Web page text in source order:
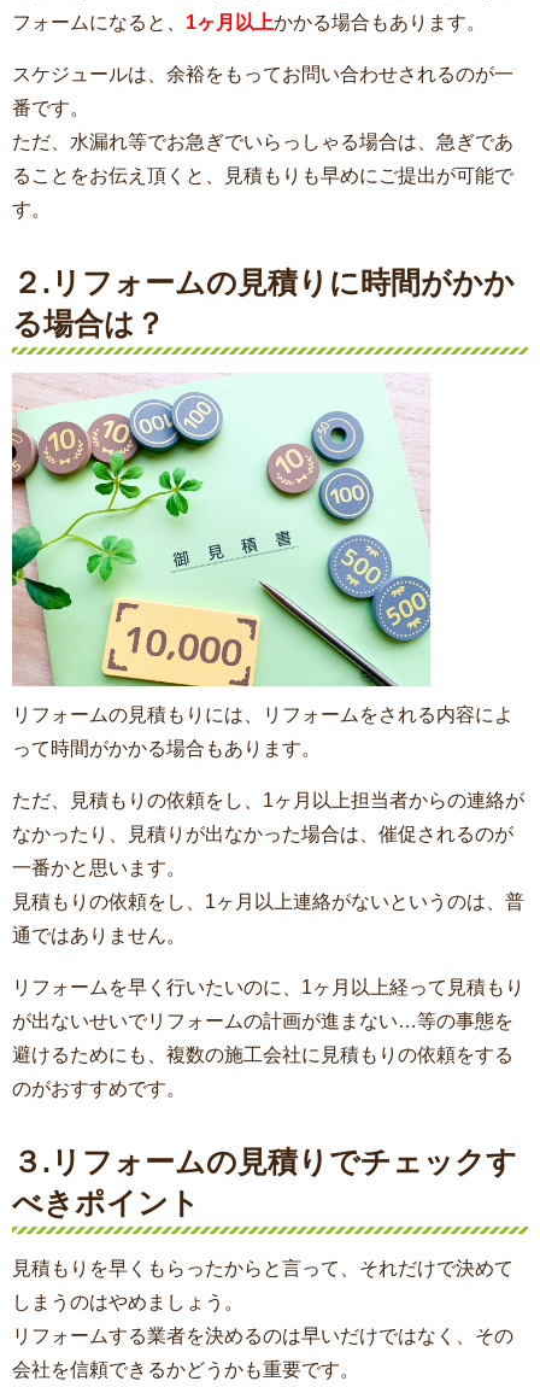
フォームになると、 1ヶ月以上かかる場合もあります。
スケジュールは、余裕をもってお問い合わせされるのが一
番です。
ただ、水漏れ等でお急ぎでいらっしゃる場合は、急ぎであ
ることをお伝え頂くと、見積もりも早めにご提出が可能で
す。
２.リフォームの見積りに時間がかか
る場合は？
リフォームの見積もりには、リフォームをされる内容によ
って時間がかかる場合もあります。
ただ、見積もりの依頼をし、1ヶ月以上担当者からの連絡が
なかったり、見積りが出なかった場合は、催促されるのが
一番かと思います。
見積もりの依頼をし、1ヶ月以上連絡がないというのは、普
通ではありません。
リフォームを早く行いたいのに、1ヶ月以上経って見積もり
が出ないせいでリフォームの計画が進まない…等の事態を
避けるためにも、複数の施工会社に見積もりの依頼をする
のがおすすめです。
３.リフォームの見積りでチェックす
べきポイント
見積もりを早くもらったからと言って、それだけで決めて
しまうのはやめましょう。
リフォームする業者を決めるのは早いだけではなく、その
会社を信頼できるかどうかも重要です。